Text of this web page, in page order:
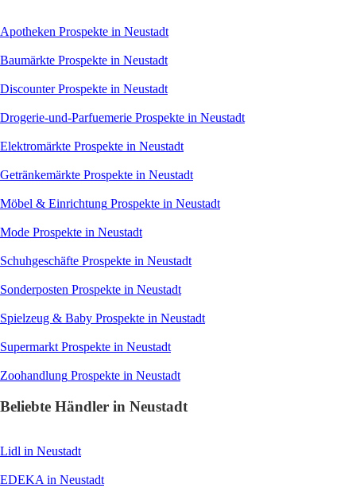
Apotheken Prospekte in Neustadt
Baumärkte Prospekte in Neustadt
DiscounterProspekte in Neustadt
Drogerie-und-Parfuemerie Prospekte in Neustadt
Elektromärkte Prospekte in Neustadt
Getränkemärkte Prospekte in Neustadt
Möbel & Einrichtung Prospekte in Neustadt
Mode Prospekte in Neustadt
Schuhgeschäfte Prospekte in Neustadt
Sonderposten Prospekte in Neustadt
Spielzeug & Baby Prospekte in Neustadt
Supermarkt Prospekte in Neustadt
Zoohandlung Prospekte in Neustadt
Beliebte Händler in Neustadt
Lidl in Neustadt
EDEKA in Neustadt